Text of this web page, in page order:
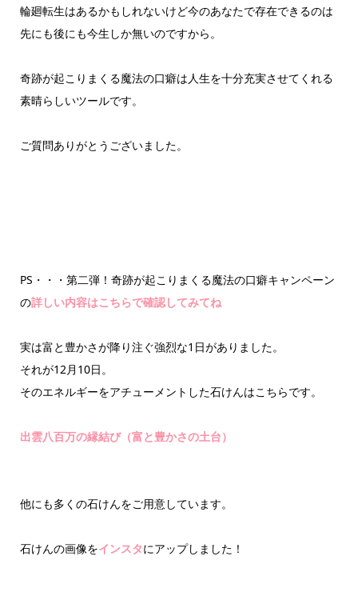
輪廻転生はあるかもしれないけど今のあなたで存在できるのは
先にも後にも今生しか無いのですから。
奇跡が起こりまくる魔法の口癖は人生を十分充実させてくれる
素晴らしいツールです。
ご質問ありがとうございました。
PS・・・第二弾！奇跡が起こりまくる魔法の口癖キャンペーン
の詳しい内容はこちらで確認してみてね
実は富と豊かさが降り注ぐ強烈な1日がありました。
それが12月10日。
そのエネルギーをアチューメントした石けんはこちらです。
出雲八百万の縁結び（富と豊かさの土台）
他にも多くの石けんをご用意しています。
石けんの画像をインスタにアップしました！